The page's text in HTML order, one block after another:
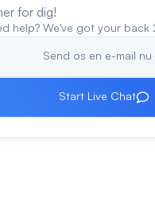
for dig!
help? We’ve got your back
Send os en e-mail nu
Start Live Chat